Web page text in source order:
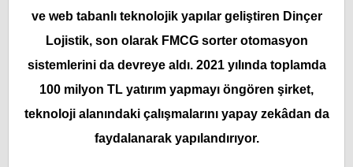
ve web tabanlı teknolojik yapılar geliştiren Dinçer
Lojistik, son olarak FMCG sorter otomasyon
sistemlerini da devreye aldı. 2021 yılında toplamda
100 milyon TL yatırım yapmayı öngören şirket,
teknoloji alanındaki çalışmalarını yapay zekâdan da
faydalanarak yapılandırıyor.